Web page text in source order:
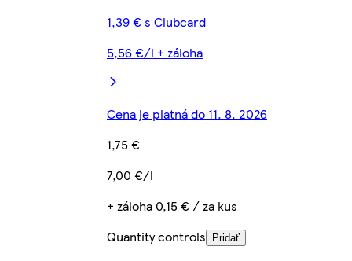
1,39 € s Clubcard
5,56 €/l + záloha
Cena je platná do 11. 8. 2026
1,75 €
7,00 €/l
+ záloha 0,15 € / za kus
Quantity controls
Pridať